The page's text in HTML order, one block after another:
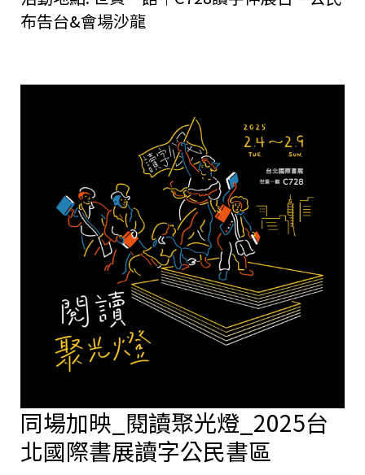
布告台&會場沙龍
同場加映_閱讀聚光燈_2025台
北國際書展讀字公民書區